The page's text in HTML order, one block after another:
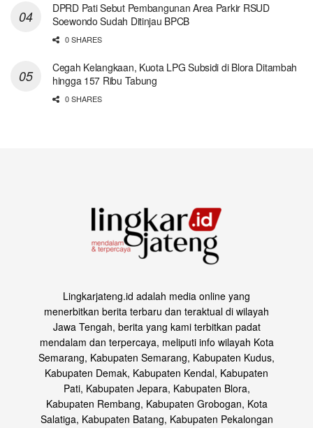
DPRD Pati Sebut Pembangunan Area Parkir RSUD
Soewondo Sudah Ditinjau BPCB
0 SHARES
Cegah Kelangkaan, Kuota LPG Subsidi di Blora Ditambah
hingga 157 Ribu Tabung
0 SHARES
Lingkarjateng.id adalah media online yang
menerbitkan berita terbaru dan teraktual di wilayah
Jawa Tengah, berita yang kami terbitkan padat
mendalam dan terpercaya, meliputi info wilayah Kota
Semarang, Kabupaten Semarang, Kabupaten Kudus,
Kabupaten Demak, Kabupaten Kendal, Kabupaten
Pati, Kabupaten Jepara, Kabupaten Blora,
Kabupaten Rembang, Kabupaten Grobogan, Kota
Salatiga, Kabupaten Batang, Kabupaten Pekalongan